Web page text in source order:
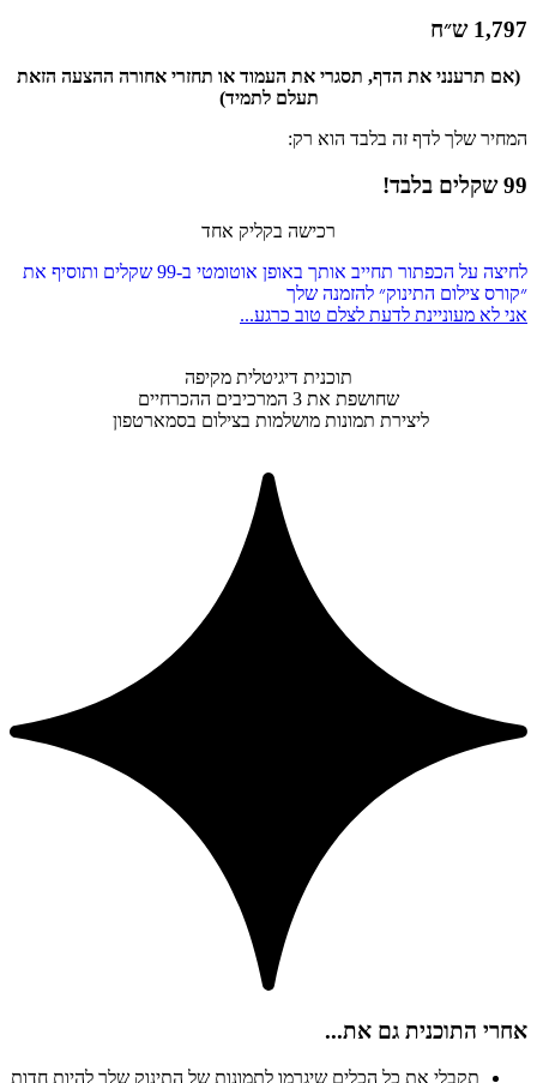
1,797 ש״ח
(אם תרענני את הדף, תסגרי את העמוד או תחזרי אחורה ההצעה הזאת
תעלם לתמיד)
המחיר שלך לדף זה בלבד הוא רק:
99 שקלים בלבד!
רכישה בקליק אחד
לחיצה על הכפתור תחייב אותך באופן אוטומטי ב-99 שקלים ותוסיף את
״קורס צילום התינוק״ להזמנה שלך
אני לא מעוניינת לדעת לצלם טוב כרגע...
תוכנית דיגיטלית מקיפה
שחושפת את 3 המרכיבים ההכרחיים
ליצירת תמונות מושלמות בצילום בסמארטפון
אחרי התוכנית גם את...
תקבלי את כל הכלים שיגרמו לתמונות של התינוק שלך להיות חדות